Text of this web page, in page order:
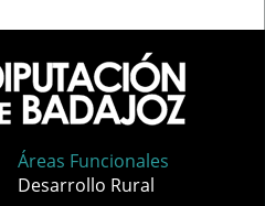
Áreas Funcionales
Desarrollo Rural